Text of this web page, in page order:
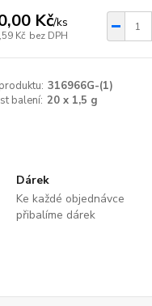
Kč/ks
Kč bez DPH
316966G-(1)
balení: 20 x 1,5 g
Dárek
Ke každé objednávce
přibalíme dárek